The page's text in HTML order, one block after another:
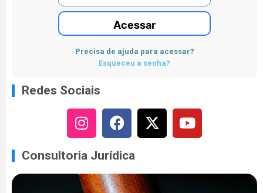
Acessar
Precisa de ajuda para acessar?
Esqueceu a senha?
Redes Sociais
Consultoria Jurídica